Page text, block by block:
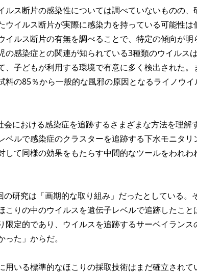
ス断片の感染性については調べていないものの、
ウイルス断片が実際に感染力を持っている可能性は
イルス断片の有無を調べることで、特定の傾向が明
の感染症との関連が知られている3種類のウイルス
子どもが利用する環境で有意に多く検出された。
料の85％から一般的な風邪の原因となるライノウイ
における感染症を追跡するさまざまな方法を理解
ベルで感染症のクラスターを追跡する下水モニタリ
して同様の効果をもたらす中間的なツールをわれわ
研究は「画期的な取り組み」だったとしている。
こりの中のウイルスを遺伝子レベルで追跡したこと
限定的であり、ウイルスを追跡するサーベイランス
た」からだ。
いる標準的なほこりの採取技術はまだ確立されて